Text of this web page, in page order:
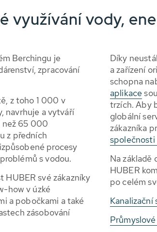
využívání vody,
Berchingu je
zpracování
z toho 1 000 v
navrhuje a vytváří
než 65 000
z předních
procesy
s vodou.
své zákazníky
how v úzké
a pobočkami a také
zásobování
Díky
a zařízení
schopna
aplikace
trzích. Aby
globální
zákazníka
společnosti
Na základě
HUBER
po celém